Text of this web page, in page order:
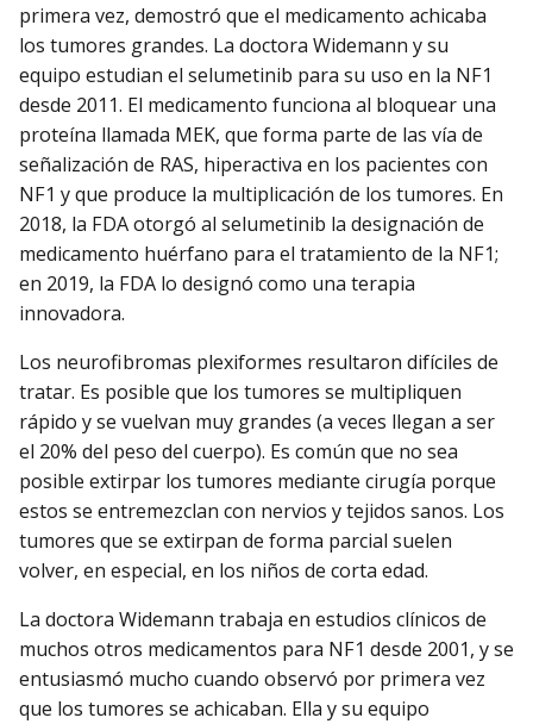
primera vez, demostró que el medicamento achicaba
los tumores grandes. La doctora Widemann y su
equipo estudian el selumetinib para su uso en la NF1
desde 2011. El medicamento funciona al bloquear una
proteína llamada MEK, que forma parte de las vía de
señalización de RAS, hiperactiva en los pacientes con
NF1 y que produce la multiplicación de los tumores. En
2018, la FDA otorgó al selumetinib la designación de
medicamento huérfano para el tratamiento de la NF1;
en 2019, la FDA lo designó como una terapia
innovadora.
Los neurofibromas plexiformes resultaron difíciles de
tratar. Es posible que los tumores se multipliquen
rápido y se vuelvan muy grandes (a veces llegan a ser
el 20% del peso del cuerpo). Es común que no sea
posible extirpar los tumores mediante cirugía porque
estos se entremezclan con nervios y tejidos sanos. Los
tumores que se extirpan de forma parcial suelen
volver, en especial, en los niños de corta edad.
La doctora Widemann trabaja en estudios clínicos de
muchos otros medicamentos para NF1 desde 2001, y se
entusiasmó mucho cuando observó por primera vez
que los tumores se achicaban. Ella y su equipo